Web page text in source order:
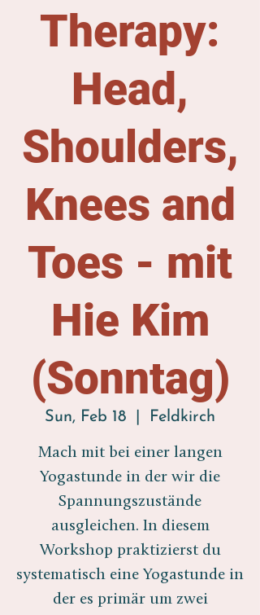
Therapy:
Head,
Shoulders,
Knees and
Toes - mit
Hie Kim
(Sonntag)
Sun, Feb 18 Feldkirch
Mach mit bei einer langen
Yogastunde in der wir die
Spannungszustände
ausgleichen. In diesem
Workshop praktizierst du
systematisch eine Yogastunde in
der es primär um zwei